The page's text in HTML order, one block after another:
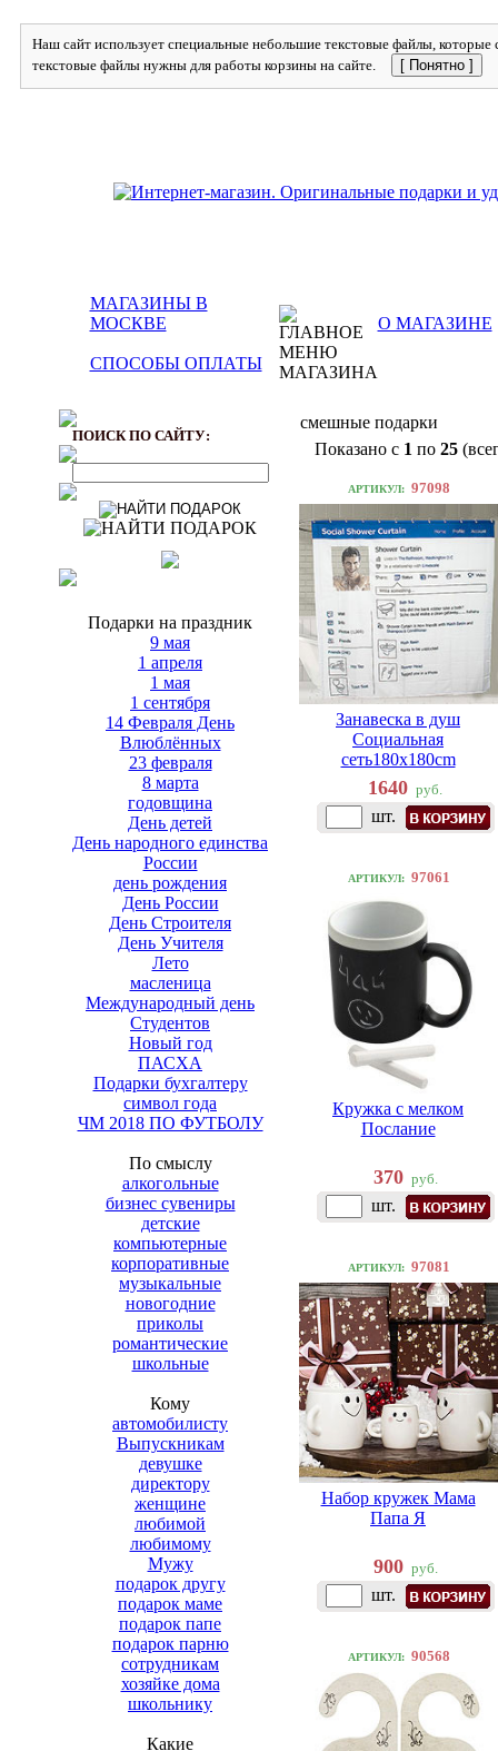
Наш сайт использует специальные небольшие текстовые файлы,
текстовые файлы нужны для работы корзины на сайте.
[ Понятно ]
МАГАЗИНЫ В
МОСКВЕ
О МАГАЗИНЕ
СПОСОБЫ ОПЛАТЫ
ПОИСК ПО САЙТУ:
Подарки на праздник
9 мая
1 апреля
1 мая
1 сентября
14 Февраля День
Влюблённых
23 февраля
8 марта
годовщина
День детей
День народного единства
России
день рождения
День России
День Строителя
День Учителя
Лето
масленица
Международный день
Студентов
Новый год
ПАСХА
Подарки бухгалтеру
символ года
ЧМ 2018 ПО ФУТБОЛУ
По смыслу
алкогольные
бизнес сувениры
детские
компьютерные
корпоративные
музыкальные
новогодние
приколы
романтические
школьные
Кому
автомобилисту
Выпускникам
девушке
директору
женщине
любимой
любимому
Мужу
подарок другу
подарок маме
подарок папе
подарок парню
сотрудникам
хозяйке дома
школьнику
Какие
смешные подарки
Показано с 1 по 25
АРТИКУЛ: 97098
Занавеска в душ
Социальная
сеть180х180cm
1640 руб.
шт.
АРТИКУЛ: 97061
Кружка с мелком
Послание
370 руб.
шт.
АРТИКУЛ: 97081
Набор кружек Мама
Папа Я
900 руб.
шт.
АРТИКУЛ: 90568